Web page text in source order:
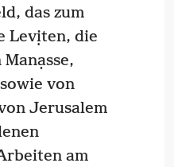
das zum
Levịten, die
sowie von
Jerusalem
am